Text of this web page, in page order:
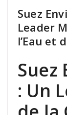
Suez
Leader
l’Eau et
Suez
: Un